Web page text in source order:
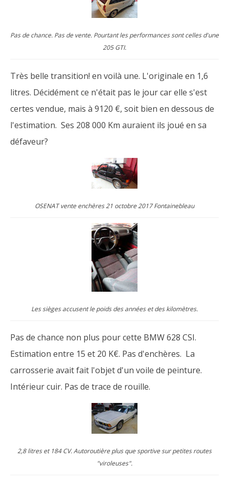
Pas de chance. Pas de vente. Pourtant les performances sont celles d'une
205 GTI.
Très belle transition! en voilà une. L'originale en 1,6
litres. Décidément ce n'était pas le jour car elle s'est
certes vendue, mais à 9120 €, soit bien en dessous de
l'estimation. Ses 208 000 Km auraient ils joué en sa
défaveur?
OSENAT vente enchères 21 octobre 2017 Fontainebleau
Les sièges accusent le poids des années et des kilomètres.
Pas de chance non plus pour cette BMW 628 CSI.
Estimation entre 15 et 20 K€. Pas d'enchères. La
carrosserie avait fait l'objet d'un voile de peinture.
Intérieur cuir. Pas de trace de rouille.
2,8 litres et 184 CV. Autoroutière plus que sportive sur petites routes
"viroleuses".